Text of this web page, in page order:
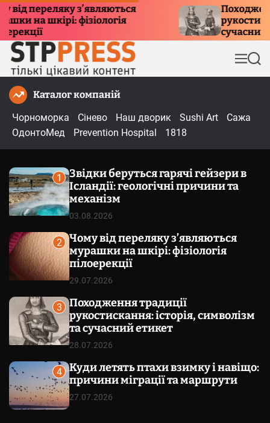
переляку з’являються
на шкірі: фізіологія
Походження
сучасний
М
е
П
о
Каталог компаній
Чорноморка
Сінево Наш дворик Sushi Art
Сажа
ОдонтоМед
Prevention Hospital 1818
1
Звідки беруться гарячі гейзери в
Ісландії: геологічні причини та
механізм
03.08.2026
2
Чому від переляку з’являються
мурашки на шкірі: фізіологія
пілоерекції
29.07.2026
3
Походження традиції
рукостискання: історія, символізм
та сучасний етикет
28.07.2026
4
Куди летять птахи взимку і навіщо:
причини міграції та маршрути
27.07.2026